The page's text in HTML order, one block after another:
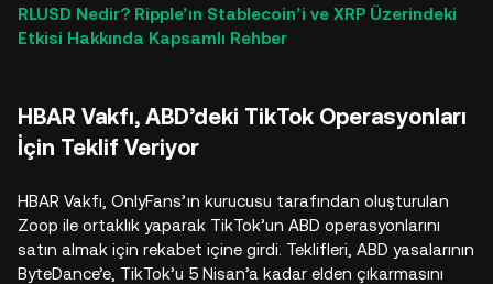
RLUSD Nedir? Ripple’ın Stablecoin’i ve XRP Üzerindeki
Etkisi Hakkında Kapsamlı Rehber
HBAR Vakfı, ABD’deki TikTok Operasyonları
İçin Teklif Veriyor
HBAR Vakfı, OnlyFans’ın kurucusu tarafından oluşturulan
Zoop ile ortaklık yaparak TikTok’un ABD operasyonlarını
satın almak için rekabet içine girdi. Teklifleri, ABD yasalarının
ByteDance’e, TikTok’u 5 Nisan’a kadar elden çıkarmasını